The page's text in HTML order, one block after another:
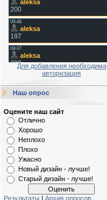
Для добавления необходима
авторизация
Наш опрос
Оцените наш сайт
Отлично
Хорошо
Неплохо
Плохо
Ужасно
Новый дизайн - лучше!
Старый дизайн - лучше!
Результаты | Архив опросов